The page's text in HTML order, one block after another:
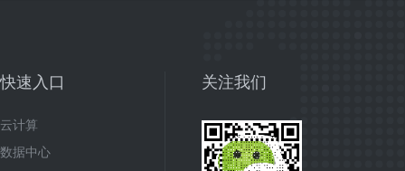
快速入口
云计算
数据中心
关注我们